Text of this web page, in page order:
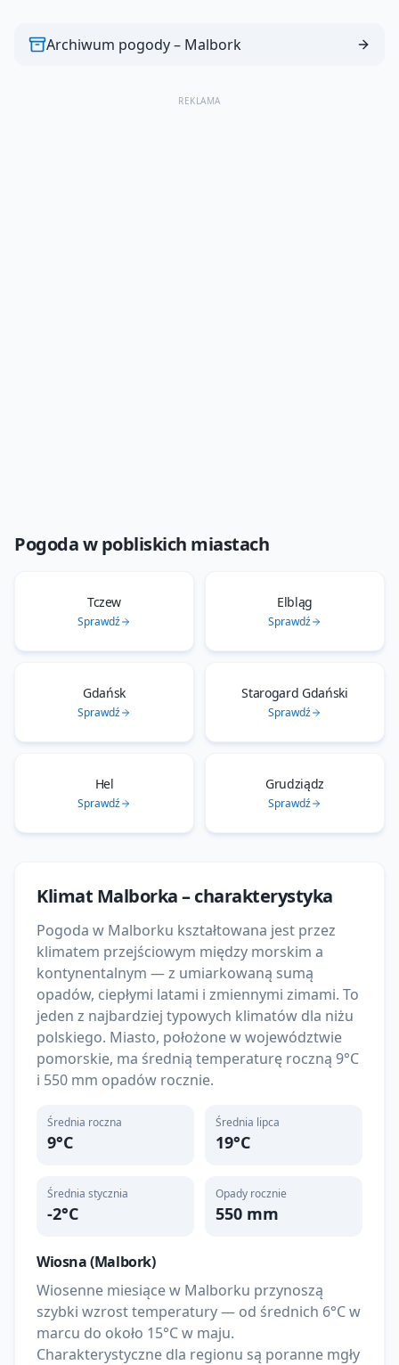
Archiwum pogody – Malbork
REKLAMA
Pogoda w pobliskich miastach
Tczew
Sprawdź
Elbląg
Sprawdź
Gdańsk
Sprawdź
Starogard Gdański
Sprawdź
Hel
Sprawdź
Grudziądz
Sprawdź
Klimat Malborka– charakterystyka
Pogoda w Malborku kształtowana jest przez
klimatem przejściowym między morskim a
kontynentalnym — z umiarkowaną sumą
opadów, ciepłymi latami i zmiennymi zimami. To
jeden z najbardziej typowych klimatów dla niżu
polskiego. Miasto, położone w województwie
pomorskie, ma średnią temperaturę roczną 9°C
i 550 mm opadów rocznie.
Średnia roczna
9°C
Średnia lipca
19°C
Średnia stycznia
-2°C
Opady rocznie
550 mm
Wiosna (Malbork)
Wiosenne miesiące w Malborku przynoszą
szybki wzrost temperatury — od średnich 6°C w
marcu do około 15°C w maju.
Charakterystyczne dla regionu są poranne mgły